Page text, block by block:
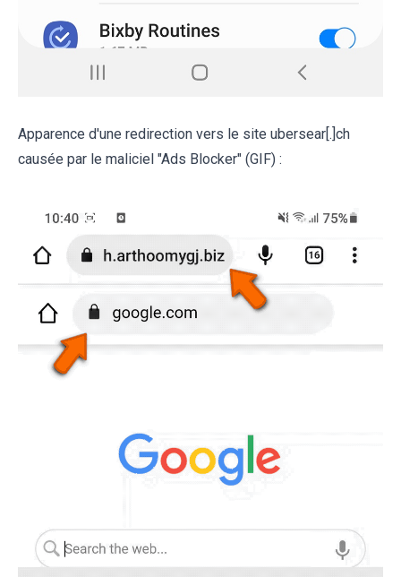
Apparence d'une redirection vers le site ubersear[.]ch
causée par le maliciel "Ads Blocker" (GIF) :